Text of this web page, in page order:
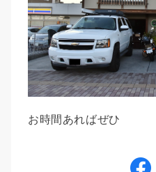
お時間あればぜひ